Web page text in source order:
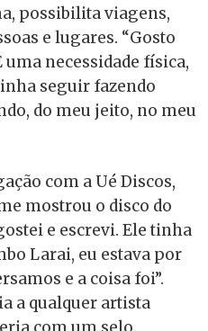
possibilita viagens,
e lugares. “Gosto
necessidade física,
seguir fazendo
do meu jeito, no meu
com a Ué Discos,
mostrou o disco do
e escrevi. Ele tinha
Larai, eu estava por
e a coisa foi”.
a qualquer artista